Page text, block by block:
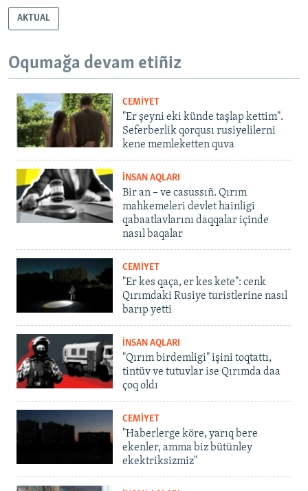
AKTUAL
Oqumağa devam etiñiz
CEMİYET
"Er şeyni eki künde taşlap kettim".
Seferberlik qorqusı rusiyelilerni
kene memleketten quva
İNSAN AQLARI
Bir an – ve casussıñ. Qırım
mahkemeleri devlet hainligi
qabaatlavlarını daqqalar içinde
nasıl baqalar
CEMİYET
"Er kes qaça, er kes kete": cenk
Qırımdaki Rusiye turistlerine nasıl
barıp yetti
İNSAN AQLARI
"Qırım birdemligi" işini toqtattı,
tintüv ve tutuvlar ise Qırımda daa
çoq oldı
CEMİYET
"Haberlerge köre, yarıq bere
ekenler, amma biz bütünley
ekektriksizmiz"